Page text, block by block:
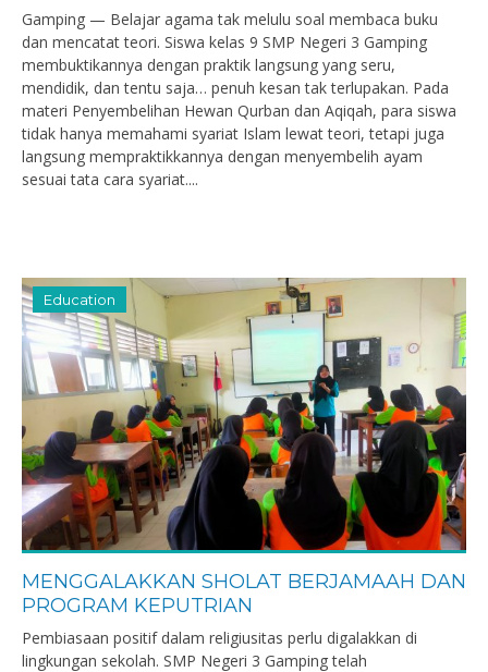
Gamping — Belajar agama tak melulu soal membaca buku
dan mencatat teori. Siswa kelas 9 SMP Negeri 3 Gamping
membuktikannya dengan praktik langsung yang seru,
mendidik, dan tentu saja… penuh kesan tak terlupakan. Pada
materi Penyembelihan Hewan Qurban dan Aqiqah, para siswa
tidak hanya memahami syariat Islam lewat teori, tetapi juga
langsung mempraktikkannya dengan menyembelih ayam
sesuai tata cara syariat....
Education
MENGGALAKKAN SHOLAT BERJAMAAH DAN
PROGRAM KEPUTRIAN
Pembiasaan positif dalam religiusitas perlu digalakkan di
lingkungan sekolah. SMP Negeri 3 Gamping telah